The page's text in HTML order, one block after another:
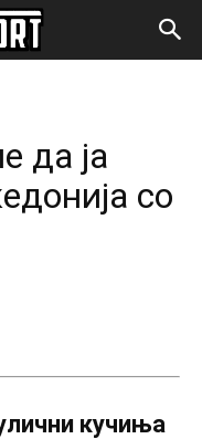
да ја
со
кучиња